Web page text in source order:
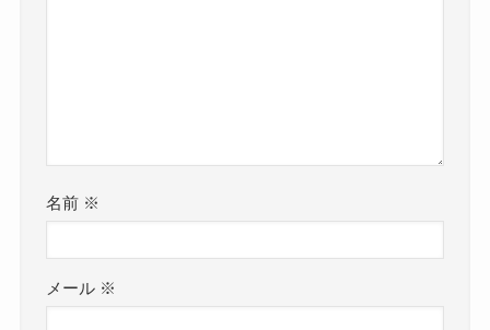
名前 ※
メール ※